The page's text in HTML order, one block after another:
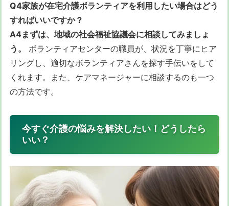
Q4家族が在宅介護ボランティアを利用したい場合はどう
すればいいですか？
A4まずは、地域の社会福祉協議会に相談してみましょ
う。
ボランティアセンターの職員が、状況を丁寧にヒア
リングし、適切なボランティアさんを探す手伝いをして
くれます。また、ケアマネージャーに相談するのも一つ
の方法です。
今すぐ介護の悩みを解決したい！どうしたら
いい？